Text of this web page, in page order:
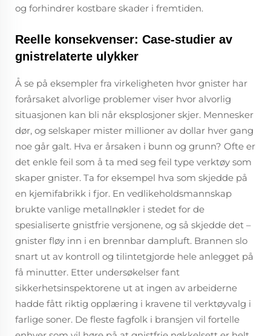
og forhindrer kostbare skader i fremtiden.
Reelle konsekvenser: Case-studier av
gnistrelaterte ulykker
Å se på eksempler fra virkeligheten hvor gnister har
forårsaket alvorlige problemer viser hvor alvorlig
situasjonen kan bli når eksplosjoner skjer. Mennesker
dør, og selskaper mister millioner av dollar hver gang
noe går galt. Hva er årsaken i bunn og grunn? Ofte er
det enkle feil som å ta med seg feil type verktøy som
skaper gnister. Ta for eksempel hva som skjedde på
en kjemifabrikk i fjor. En vedlikeholdsmannskap
brukte vanlige metallnøkler i stedet for de
spesialiserte gnistfrie versjonene, og så skjedde det –
gnister fløy inn i en brennbar dampluft. Brannen slo
snart ut av kontroll og tilintetgjorde hele anlegget på
få minutter. Etter undersøkelser fant
sikkerhetsinspektorene ut at ingen av arbeiderne
hadde fått riktig opplæring i kravene til verktøyvalg i
farlige soner. De fleste fagfolk i bransjen vil fortelle